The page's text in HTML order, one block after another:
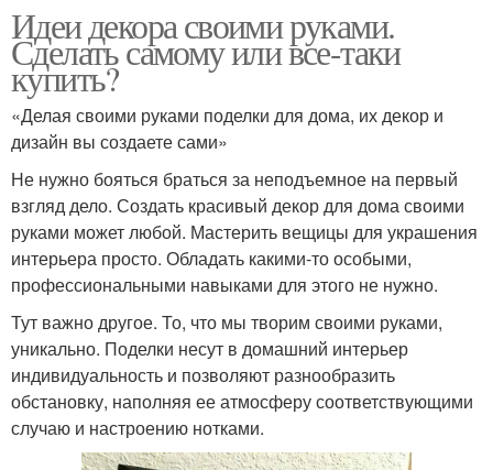
Идеи декора своими руками.
Сделать самому или все-таки
купить?
«Делая своими руками поделки для дома, их декор и
дизайн вы создаете сами»
Не нужно бояться браться за неподъемное на первый
взгляд дело. Создать красивый декор для дома своими
руками может любой. Мастерить вещицы для украшения
интерьера просто. Обладать какими-то особыми,
профессиональными навыками для этого не нужно.
Тут важно другое. То, что мы творим своими руками,
уникально. Поделки несут в домашний интерьер
индивидуальность и позволяют разнообразить
обстановку, наполняя ее атмосферу соответствующими
случаю и настроению нотками.